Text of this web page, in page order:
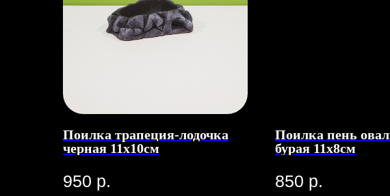
Поилка трапеция-лодочка
черная 11х10см
950 р.
Поилка пень
бурая 11х8см
850 р.